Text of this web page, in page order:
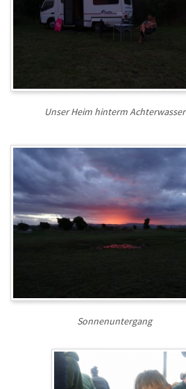
Unser Heim hinterm Achterwasser
Sonnenuntergang